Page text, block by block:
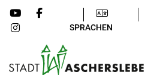
SPRACHEN